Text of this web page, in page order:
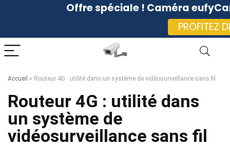
Accueil » Routeur 4G : utilité dans un système de vidéosurveillance sans fil
Routeur 4G : utilité dans
un système de
vidéosurveillance sans fil
Offre spéciale ! Caméra
PROFITEZ